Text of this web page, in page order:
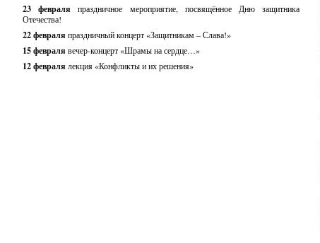
23 февраляпраздничное мероприятие, посвящённое Дню защитника
Отечества!
22 февраля праздничный концерт «Защитникам – Слава!»
15 февраля вечер-концерт «Шрамы на сердце…»
12 февраля лекция «Конфликты и их решения»